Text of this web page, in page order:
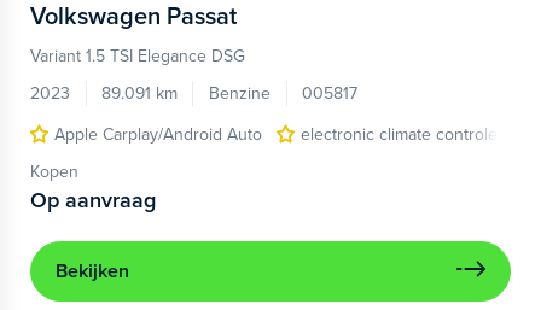
Volkswagen Passat
Variant 1.5 TSI Elegance DSG
2023
89.091 km Benzine
005817
Apple Carplay/Android Auto
electronic climate controle
Kopen
Op aanvraag
Bekijken